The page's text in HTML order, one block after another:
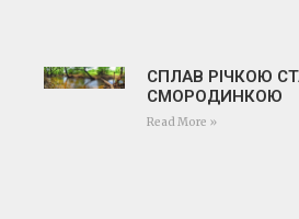
СПЛАВ РІЧКОЮ
СМОРОДИНКОЮ
Read More »